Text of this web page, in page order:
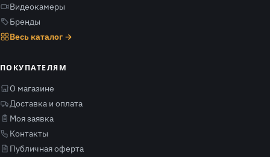
Видеокамеры
Бренды
Весь каталог →
ПОКУПАТЕЛЯМ
О магазине
Доставка и оплата
Моя заявка
Контакты
Публичная оферта